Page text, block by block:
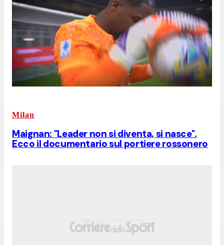
Milan
Maignan: "Leader non si diventa, si nasce".
Ecco il documentario sul portiere rossonero